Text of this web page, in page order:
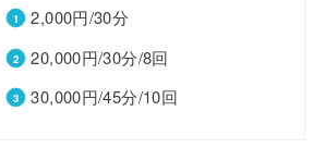
2,000円/30分
20,000円/30分/8回
30,000円/45分/10回